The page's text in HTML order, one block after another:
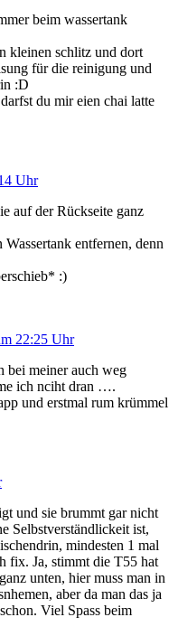
beim wassertank
kleinen schlitz und dort
für die reinigung und
:D
du mir eien chai latte
Uhr
auf der Rückseite ganz
entfernen, denn
:)
22:25 Uhr
bei meiner auch weg
ich nciht dran ….
und erstmal rum krümmel
und sie brummt gar nicht
Selbstverständlickeit ist,
mindesten 1 mal
fix. Ja, stimmt die T55 hat
unten, hier muss man in
aber da man das ja
Viel Spass beim